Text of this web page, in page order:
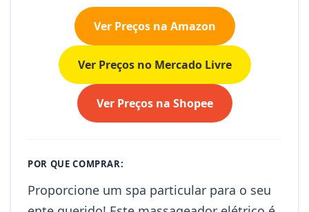
Ver Preços na Amazon
Ver Preços no Mercado Livre
Ver Preços na Shopee
POR QUE COMPRAR:
Proporcione um spa particular para o seu